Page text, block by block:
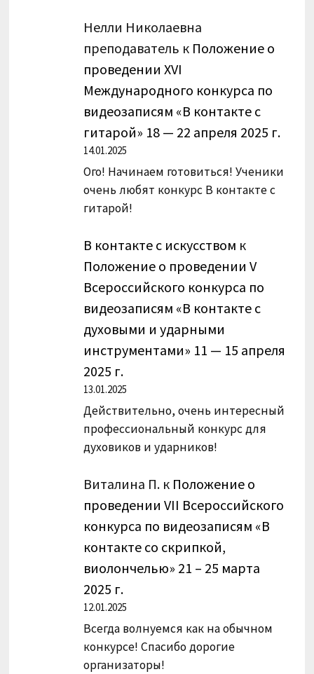
Нелли Николаевна
преподаватель к Положение о
проведении XVI
Международного конкурса по
видеозаписям «В контакте с
гитарой» 18 — 22 апреля 2025 г.
14.01.2025
Ого! Начинаем готовиться! Ученики
очень любят конкурс В контакте с
гитарой!
В контакте с искусством к
Положение о проведении V
Всероссийского конкурса по
видеозаписям «В контакте с
духовыми и ударными
инструментами» 11 — 15 апреля
2025 г.
13.01.2025
Действительно, очень интересный
профессиональный конкурс для
духовиков и ударников!
Виталина П. к Положение о
проведении VII Всероссийского
конкурса по видеозаписям «В
контакте со скрипкой,
виолончелью» 21 – 25 марта
2025 г.
12.01.2025
Всегда волнуемся как на обычном
конкурсе! Спасибо дорогие
организаторы!